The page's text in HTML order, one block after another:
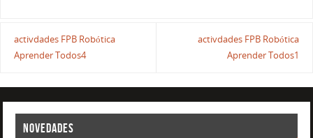
activdades FPB Robótica
Aprender Todos4
activdades FPB Robótica
Aprender Todos1
NOVEDADES